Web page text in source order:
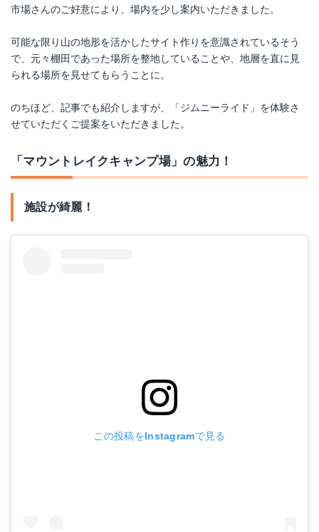
市場さんのご好意により、場内を少し案内いただきました。
可能な限り山の地形を活かしたサイト作りを意識されているそう
で、元々棚田であった場所を整地していることや、地層を直に見
られる場所を見せてもらうことに。
のちほど、記事でも紹介しますが、「ジムニーライド」を体験さ
せていただくご提案をいただきました。
「マウントレイクキャンプ場」の魅力！
施設が綺麗！
この投稿をInstagramで見る